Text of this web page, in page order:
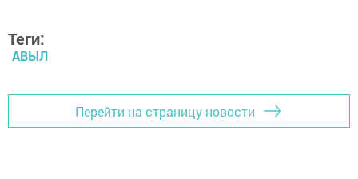
Теги:
АВЫЛ
Перейти на страницу новости